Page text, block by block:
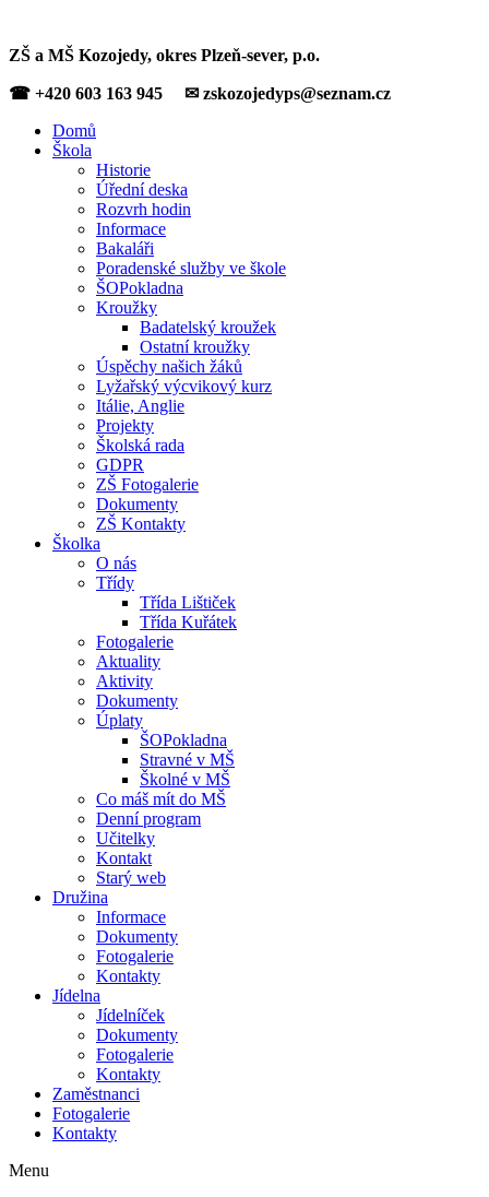
ZŠ a MŠ Kozojedy, okres Plzeň-sever, p.o.
☎ +420 603 163 945 ✉ zskozojedyps@seznam.cz
Domů
Škola
Historie
Úřední deska
Rozvrh hodin
Informace
Bakaláři
Poradenské služby ve škole
ŠOPokladna
Kroužky
Badatelský kroužek
Ostatní kroužky
Úspěchy našich žáků
Lyžařský výcvikový kurz
Itálie, Anglie
Projekty
Školská rada
GDPR
ZŠ Fotogalerie
Dokumenty
ZŠ Kontakty
Školka
O nás
Třídy
Třída Lištiček
Třída Kuřátek
Fotogalerie
Aktuality
Aktivity
Dokumenty
Úplaty
ŠOPokladna
Stravné v MŠ
Školné v MŠ
Co máš mít do MŠ
Denní program
Učitelky
Kontakt
Starý web
Družina
Informace
Dokumenty
Fotogalerie
Kontakty
Jídelna
Jídelníček
Dokumenty
Fotogalerie
Kontakty
Zaměstnanci
Fotogalerie
Kontakty
Menu